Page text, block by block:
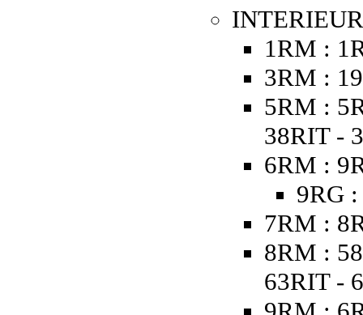
1RM :
3RM :
5RM :
38RIT -
6RM :
9RG
7RM :
8RM :
63RIT -